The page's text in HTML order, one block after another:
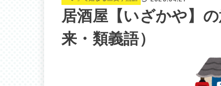
居酒屋【いざかや】
来・類義語）